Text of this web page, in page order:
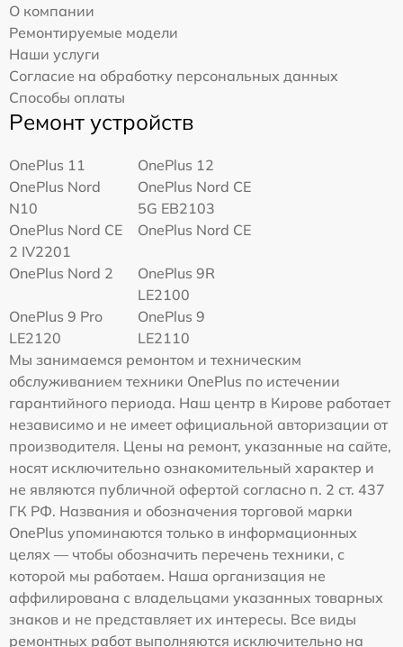
О компании
Ремонтируемые модели
Наши услуги
Согласие на обработку персональных данных
Способы оплаты
Ремонт устройств
OnePlus 11
OnePlus 12
OnePlus Nord
N10
OnePlus Nord CE
5G EB2103
OnePlus Nord CE
2 IV2201
OnePlus Nord CE
OnePlus Nord 2
OnePlus 9R
LE2100
OnePlus 9 Pro
LE2120
OnePlus 9
LE2110
Мы занимаемся ремонтом и техническим
обслуживанием техники OnePlus по истечении
гарантийного периода. Наш центр в Кирове работает
независимо и не имеет официальной авторизации от
производителя. Цены на ремонт, указанные на сайте,
носят исключительно ознакомительный характер и
не являются публичной офертой согласно п. 2 ст. 437
ГК РФ. Названия и обозначения торговой марки
OnePlus упоминаются только в информационных
целях — чтобы обозначить перечень техники, с
которой мы работаем. Наша организация не
аффилирована с владельцами указанных товарных
знаков и не представляет их интересы. Все виды
ремонтных работ выполняются исключительно на